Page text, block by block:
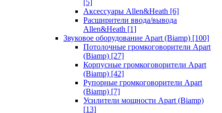
[5]
Аксессуары Allen&Heath [6]
Расширители ввода/вывода
Allen&Heath [1]
Звуковое оборудование Apart (Biamp) [100]
Потолочные громкоговорители Apart
(Biamp) [27]
Корпусные громкоговорители Apart
(Biamp) [42]
Рупорные громкоговорители Apart
(Biamp) [7]
Усилители мощности Apart (Biamp)
[13]